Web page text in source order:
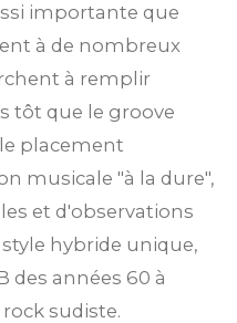
importante que
à de nombreux
à remplir
tôt que le groove
placement
musicale "à la dure",
et d'observations
hybride unique,
des années 60 à
sudiste.